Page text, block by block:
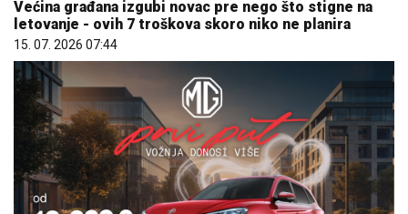
Većina građana izgubi novac pre nego što stigne na
letovanje - ovih 7 troškova skoro niko ne planira
15. 07. 2026 07:44